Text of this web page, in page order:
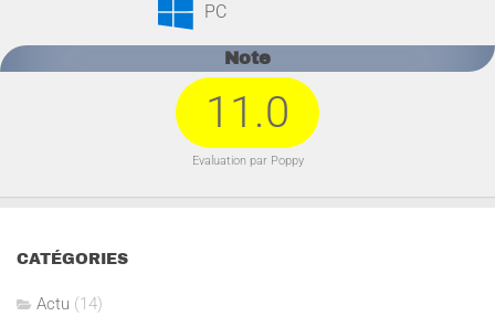
PC
Note
11.0
Evaluation par Poppy
CATÉGORIES
Actu (14)